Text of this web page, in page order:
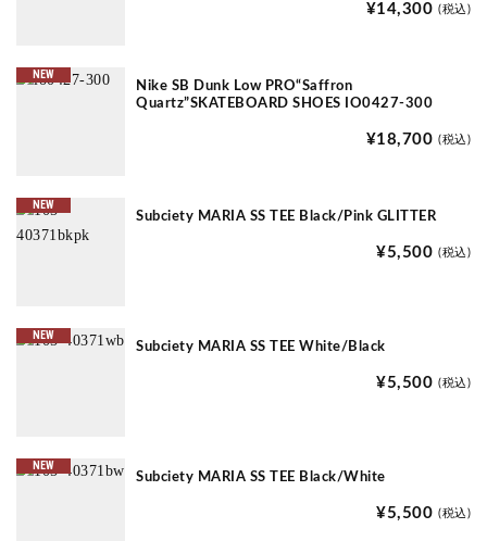
¥14,300 (税込)
NEW
Nike SB Dunk Low PRO“Saffron
Quartz”SKATEBOARD SHOES IO0427-300
¥18,700 (税込)
NEW
Subciety MARIA SS TEE Black/Pink GLITTER
¥5,500 (税込)
NEW
Subciety MARIA SS TEE White/Black
¥5,500 (税込)
NEW
Subciety MARIA SS TEE Black/White
¥5,500 (税込)